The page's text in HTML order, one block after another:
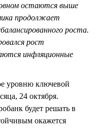
остаются выше
продолжает
роста.
рост
инфляционные
уровню ключевой
24 октября.
будет решать в
окажется